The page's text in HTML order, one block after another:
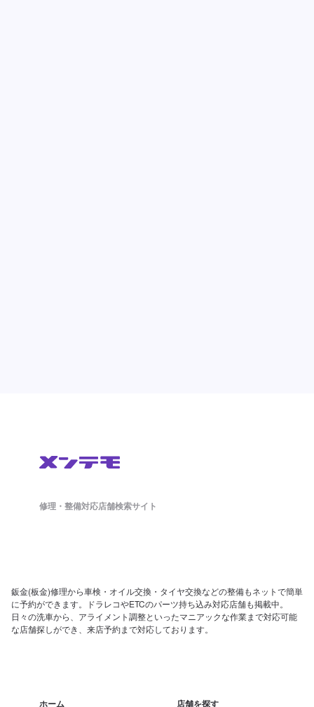
修理・整備対応店舗検索サイト
鈑金(板金)修理から車検・オイル交換・タイヤ交換などの整備もネットで簡単
に予約ができます。ドラレコやETCのパーツ持ち込み対応店舗も掲載中。
日々の洗車から、アライメント調整といったマニアックな作業まで対応可能
な店舗探しができ、来店予約まで対応しております。
ホーム 店舗を探す